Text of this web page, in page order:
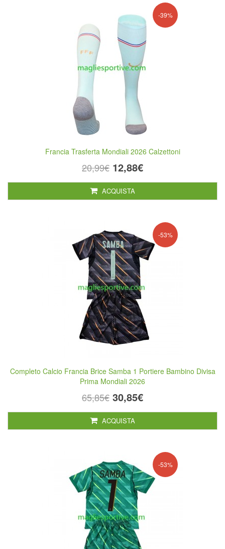
-39%
Francia Trasferta Mondiali 2026 Calzettoni
20,99€ 12,88€
ACQUISTA
-53%
Completo Calcio Francia Brice Samba 1 Portiere Bambino Divisa
Prima Mondiali 2026
65,85€ 30,85€
ACQUISTA
-53%